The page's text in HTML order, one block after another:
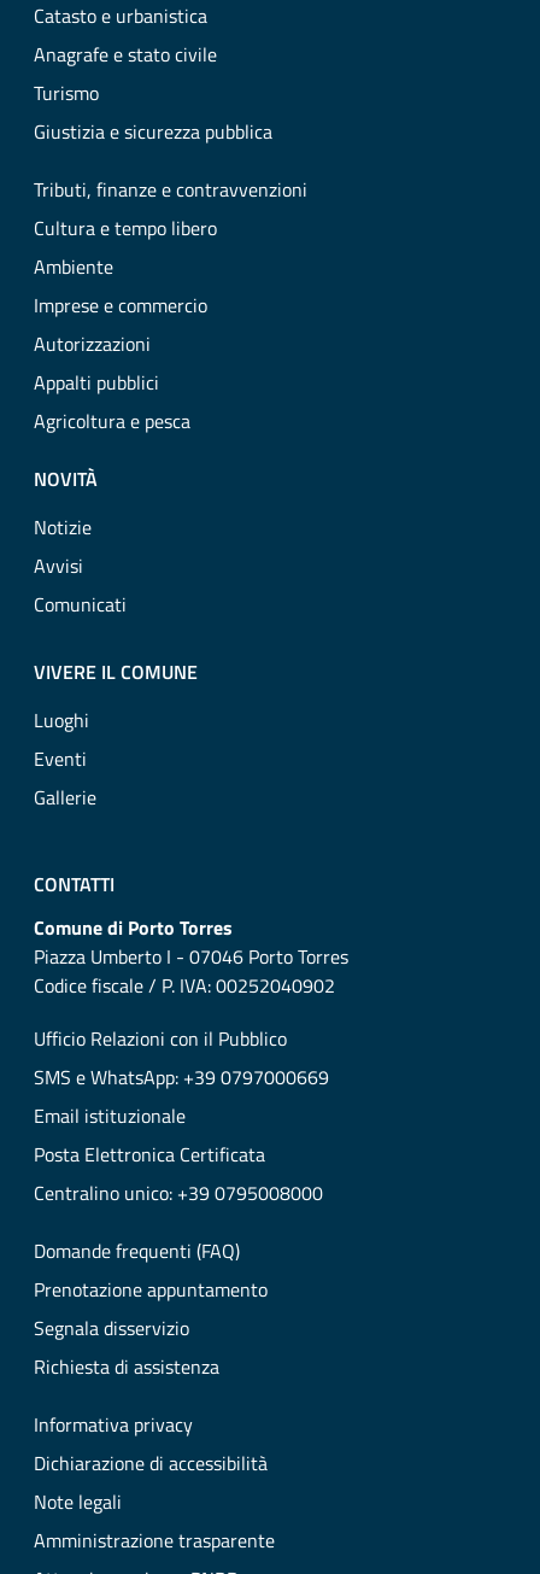
Catasto e urbanistica
Anagrafe e stato civile
Turismo
Giustizia e sicurezza pubblica
Tributi, finanze e contravvenzioni
Cultura e tempo libero
Ambiente
Imprese e commercio
Autorizzazioni
Appalti pubblici
Agricoltura e pesca
NOVITÀ
Notizie
Avvisi
Comunicati
VIVERE IL COMUNE
Luoghi
Eventi
Gallerie
CONTATTI
Comune di Porto Torres
Piazza Umberto I - 07046 Porto Torres
Codice fiscale / P. IVA: 00252040902
Ufficio Relazioni con il Pubblico
SMS e WhatsApp: +39 0797000669
Email istituzionale
Posta Elettronica Certificata
Centralino unico: +39 0795008000
Domande frequenti (FAQ)
Prenotazione appuntamento
Segnala disservizio
Richiesta di assistenza
Informativa privacy
Dichiarazione di accessibilità
Note legali
Amministrazione trasparente